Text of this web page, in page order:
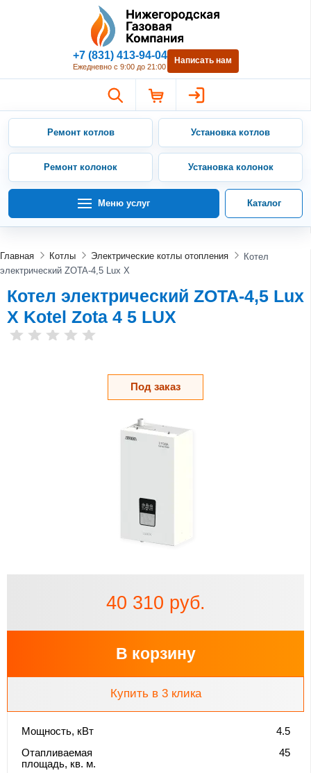
Нижегородская Газовая
+7 (831) 413-94-04
Ежедневно с 9:00 до 21:00
Написать нам
Ремонт котлов Установка котлов
Ремонт колонок Установка колонок
Меню услуг Каталог
Главная Котлы Электрические котлы отопления
Котел
электрический ZOTA-4,5 Lux X
Котел электрический ZOTA-4,5 Lux
X Kotel Zota 4 5 LUX
Под заказ
40 310 руб.
В корзину
Купить в 3 клика
Мощность, кВт
4.5
Отапливаемая
площадь, кв. м.
45